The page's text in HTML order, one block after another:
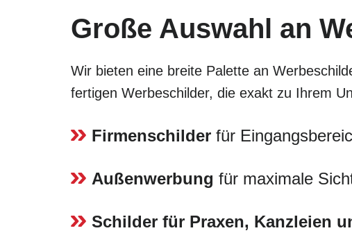
Große Auswahl an
Wir bieten eine breite Palette an
fertigen Werbeschilder, die exakt zu Ihrem
Firmenschilder für
Außenwerbung für maximale
Schilder für Praxen, Kanzleien